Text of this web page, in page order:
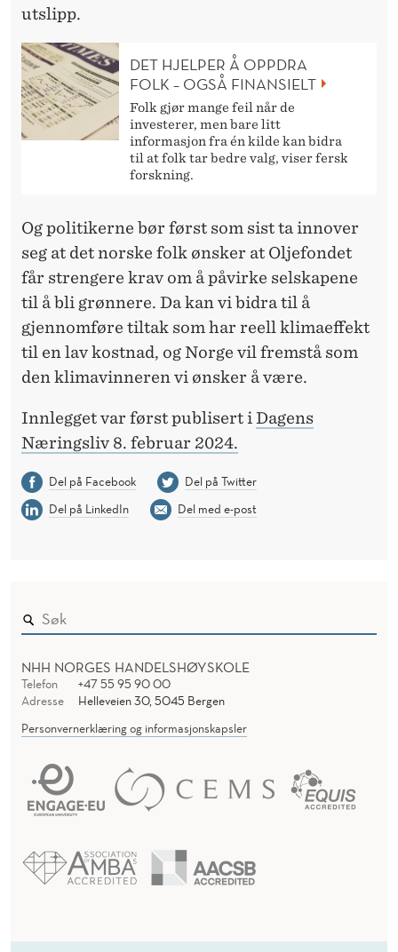
utslipp.
DET HJELPER Å OPPDRA
FOLK – OGSÅ FINANSIELT
Folk gjør mange feil når de
investerer, men bare litt
informasjon fra én kilde kan bidra
til at folk tar bedre valg, viser fersk
forskning.
Og politikerne bør først som sist ta innover
seg at det norske folk ønsker at Oljefondet
får strengere krav om å påvirke selskapene
til å bli grønnere. Da kan vi bidra til å
gjennomføre tiltak som har reell klimaeffekt
til en lav kostnad, og Norge vil fremstå som
den klimavinneren vi ønsker å være.
Innlegget var først publisert i Dagens
Næringsliv 8. februar 2024.
Del på Facebook
Del på Twitter
Del på LinkedIn
Del med e-post
NHH NORGES HANDELSHØYSKOLE
Telefon
+47 55 95 90 00
Adresse
Helleveien 30, 5045 Bergen
Personvernerklæring og informasjonskapsler